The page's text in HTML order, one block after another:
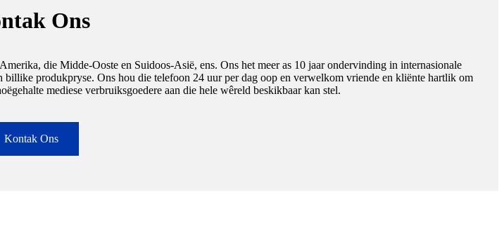
Ons
die Midde-Ooste en Suidoos-Asië, ens. Ons het meer as 10 jaar ondervinding in internasionale
produkpryse. Ons hou die telefoon 24 uur per dag oop en verwelkom vriende en kliënte hartlik om
mediese verbruiksgoedere aan die hele wêreld beskikbaar kan stel.
Kontak Ons